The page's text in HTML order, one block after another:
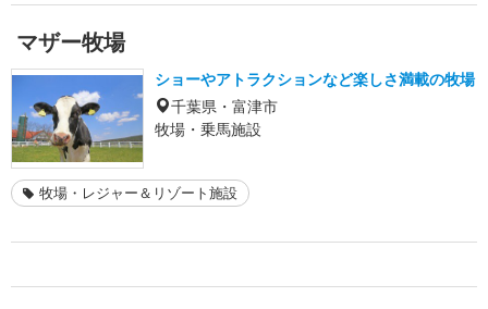
マザー牧場
ショーやアトラクションなど楽しさ満載の牧場
千葉県・富津市
牧場・乗馬施設
牧場・レジャー＆リゾート施設